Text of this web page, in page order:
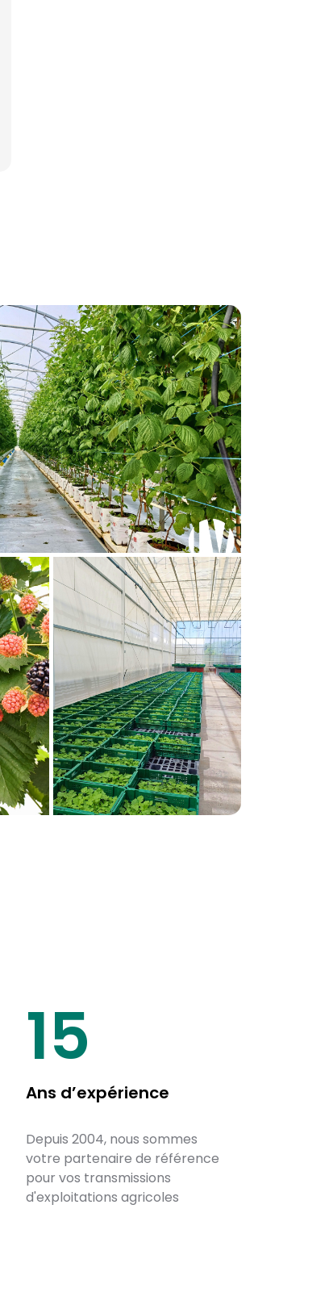
20
Ans d’expérience
Depuis 2004, nous sommes
votre partenaire de référence
pour vos transmissions
d'exploitations agricoles